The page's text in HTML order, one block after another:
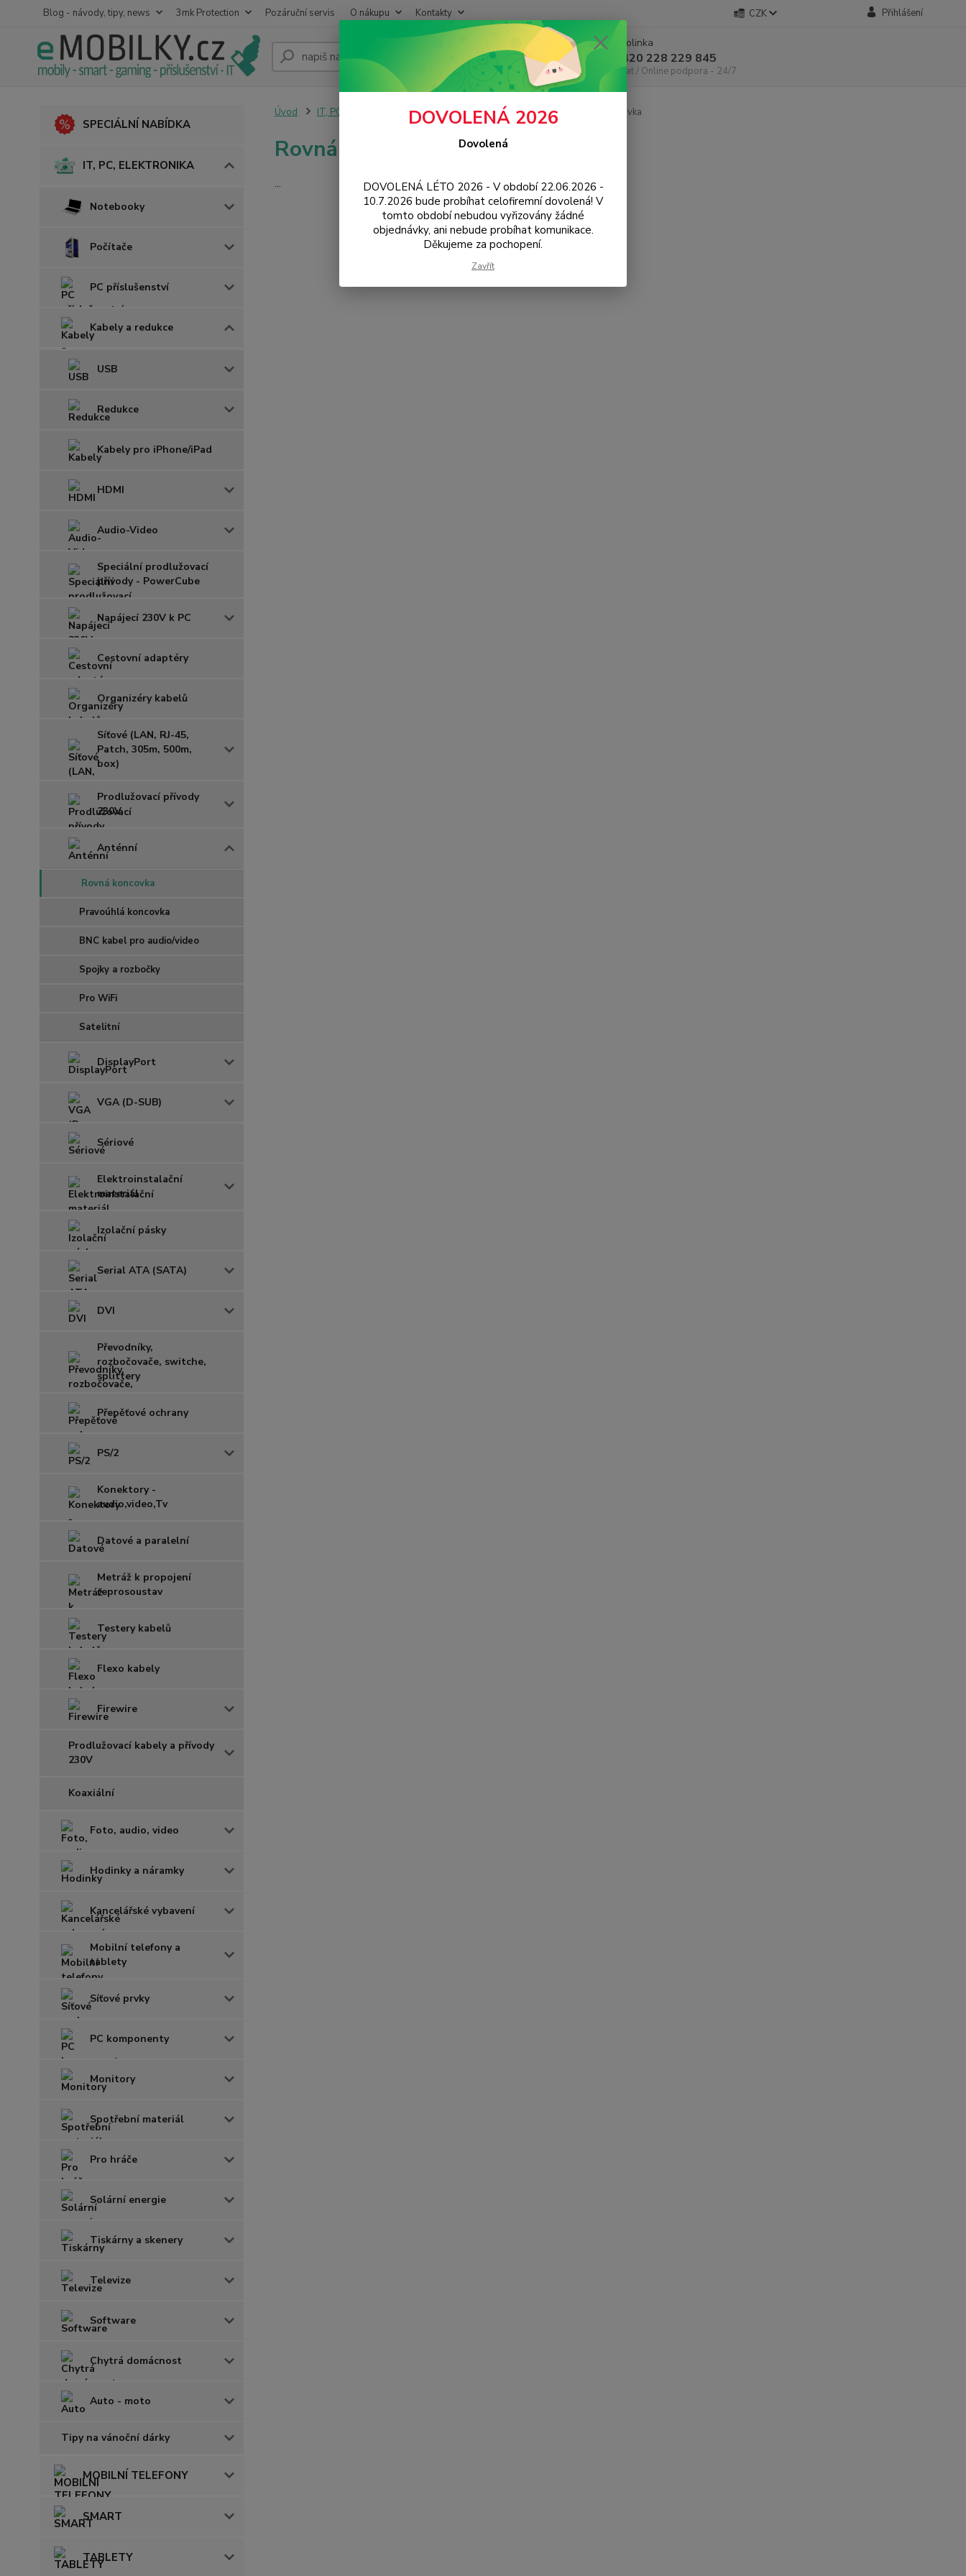
Blog - návody, tipy, news 3mk Protection Pozáruční servis O nákupu Kontakty CZK Přihlášení
Hledat
Infolinka
+420 228 229 845
Chat / Online podpora - 24/7
SPECIÁLNÍ NABÍDKA
IT, PC, ELEKTRONIKA
Notebooky
Počítače
PC příslušenství
Kabely a redukce
USB
Redukce
Kabely pro iPhone/iPad
HDMI
Audio-Video
Speciální prodlužovací
přívody - PowerCube
Napájecí 230V k PC
Cestovní adaptéry
Organizéry kabelů
Síťové (LAN, RJ-45,
Patch, 305m, 500m,
box)
Prodlužovací přívody
230V
Anténní
Rovná koncovka
Pravoúhlá koncovka
BNC kabel pro audio/video
Spojky a rozbočky
Pro WiFi
Satelitní
DisplayPort
VGA (D-SUB)
Sériové
Elektroinstalační
materiál
Izolační pásky
Serial ATA (SATA)
DVI
Převodníky,
rozbočovače, switche,
splittery
Přepěťové ochrany
PS/2
Konektory -
audio,video,Tv
Datové a paralelní
Metráž k propojení
reprosoustav
Testery kabelů
Flexo kabely
Firewire
Prodlužovací kabely a přívody
230V
Koaxiální
Foto, audio, video
Hodinky a náramky
Kancelářské vybavení
Mobilní telefony a
tablety
Síťové prvky
PC komponenty
Monitory
Spotřební materiál
Pro hráče
Solární energie
Tiskárny a skenery
Televize
Software
Chytrá domácnost
Auto - moto
Tipy na vánoční dárky
MOBILNÍ TELEFONY
SMART
TABLETY
Úvod IT, PC, ELEKTRONIKA Kabely a redukce Anténní Rovná koncovka
Rovná koncovka
...
DOVOLENÁ 2026
Dovolená
DOVOLENÁ LÉTO 2026 - V období 22.06.2026 -
10.7.2026 bude probíhat celofiremní dovolená! V
tomto období nebudou vyřizovány žádné
objednávky, ani nebude probíhat komunikace.
Děkujeme za pochopení.
Zavřít